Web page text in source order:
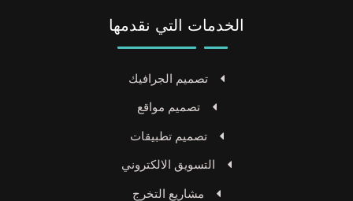
الخدمات التي نقدمها
تصميم الجرافيك
تصميم مواقع
تصميم تطبيقات
التسويق الالكتروني
مشاريع التخرج